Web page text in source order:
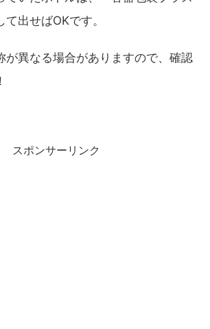
出せばOKです。
が異なる場合がありますので、確認
スポンサーリンク